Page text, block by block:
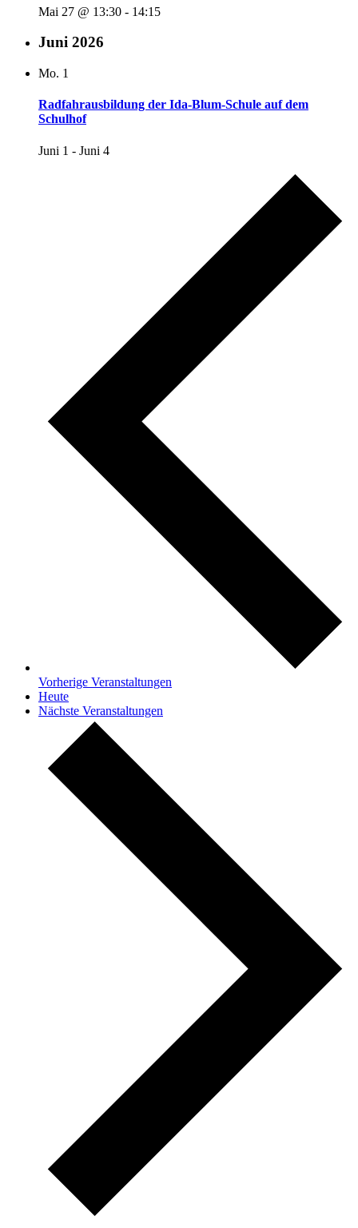
Mai 27 @ 13:30 - 14:15
Juni 2026
Mo. 1
Radfahrausbildung der Ida-Blum-Schule auf dem
Schulhof
Juni 1 - Juni 4
Vorherige Veranstaltungen
Heute
Nächste Veranstaltungen